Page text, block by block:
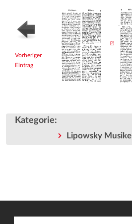
Vorheriger
Eintrag
Kategorie:
Lipowsky